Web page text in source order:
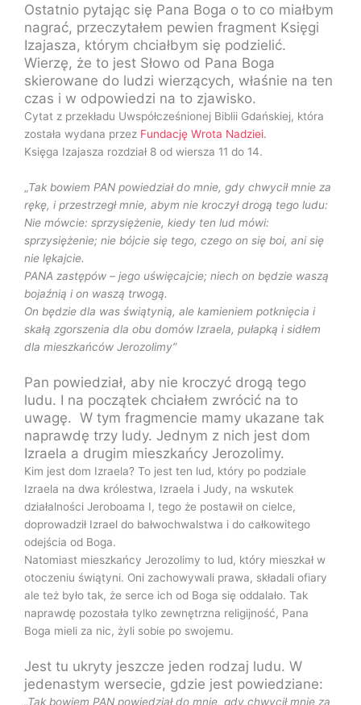
Ostatnio pytając się Pana Boga o to co miałbym
nagrać, przeczytałem pewien fragment Księgi
Izajasza, którym chciałbym się podzielić.
Wierzę, że to jest Słowo od Pana Boga
skierowane do ludzi wierzących, właśnie na ten
czas i w odpowiedzi na to zjawisko.
Cytat z przekładu Uwspółcześnionej Biblii Gdańskiej, która
została wydana przez Fundację Wrota Nadziei.
Księga Izajasza rozdział 8 od wiersza 11 do 14.
„ Tak bowiem PAN powiedział do mnie, gdy chwycił mnie za
rękę, i przestrzegł mnie, abym nie kroczył drogą tego ludu:
Nie mówcie: sprzysiężenie, kiedy ten lud mówi:
sprzysiężenie; nie bójcie się tego, czego on się boi, ani się
nie lękajcie.
PANA zastępów – jego uświęcajcie; niech on będzie waszą
bojaźnią i on waszą trwogą.
On będzie dla was świątynią, ale kamieniem potknięcia i
skałą zgorszenia dla obu domów Izraela, pułapką i sidłem
dla mieszkańców Jerozolimy”
Pan powiedział, aby nie kroczyć drogą tego
ludu. I na początek chciałem zwrócić na to
uwagę. W tym fragmencie mamy ukazane tak
naprawdę trzy ludy. Jednym z nich jest dom
Izraela a drugim mieszkańcy Jerozolimy.
Kim jest dom Izraela? To jest ten lud, który po podziale
Izraela na dwa królestwa, Izraela i Judy, na wskutek
działalności Jeroboama I, tego że postawił on cielce,
doprowadził Izrael do bałwochwalstwa i do całkowitego
odejścia od Boga.
Natomiast mieszkańcy Jerozolimy to lud, który mieszkał w
otoczeniu świątyni. Oni zachowywali prawa, składali ofiary
ale też było tak, że serce ich od Boga się oddalało. Tak
naprawdę pozostała tylko zewnętrzna religijność, Pana
Boga mieli za nic, żyli sobie po swojemu.
Jest tu ukryty jeszcze jeden rodzaj ludu. W
jedenastym wersecie, gdzie jest powiedziane:
„Tak bowiem PAN powiedział do mnie, gdy chwycił mnie za